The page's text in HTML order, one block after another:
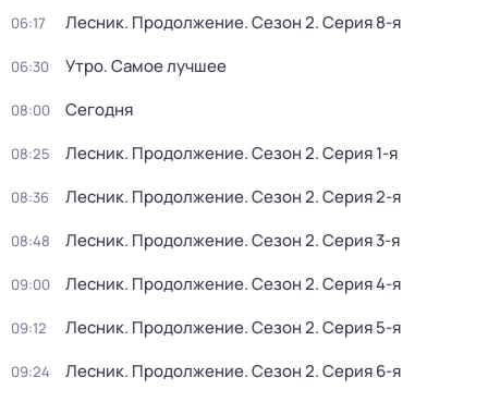
06:17 Лесник. Продолжение. Сезон 2. Серия 8-я
06:30 Утро. Самое лучшее
08:00 Сегодня
08:25 Лесник. Продолжение. Сезон 2. Серия 1-я
08:36 Лесник. Продолжение. Сезон 2. Серия 2-я
08:48 Лесник. Продолжение. Сезон 2. Серия 3-я
09:00 Лесник. Продолжение. Сезон 2. Серия 4-я
09:12 Лесник. Продолжение. Сезон 2. Серия 5-я
09:24 Лесник. Продолжение. Сезон 2. Серия 6-я